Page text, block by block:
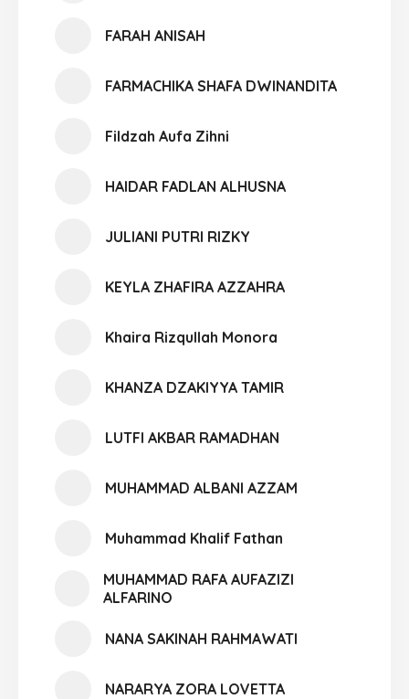
FARAH ANISAH
FARMACHIKA SHAFA DWINANDITA
Fildzah Aufa Zihni
HAIDAR FADLAN ALHUSNA
JULIANI PUTRI RIZKY
KEYLA ZHAFIRA AZZAHRA
Khaira Rizqullah Monora
KHANZA DZAKIYYA TAMIR
LUTFI AKBAR RAMADHAN
MUHAMMAD ALBANI AZZAM
Muhammad Khalif Fathan
MUHAMMAD RAFA AUFAZIZI
ALFARINO
NANA SAKINAH RAHMAWATI
NARARYA ZORA LOVETTA